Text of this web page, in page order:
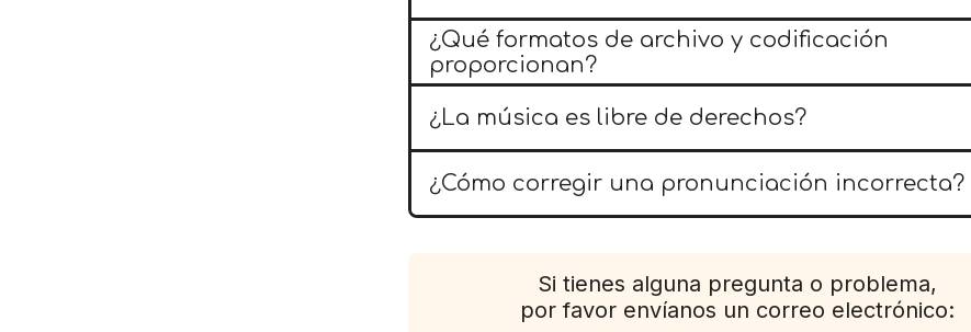
¿Qué formatos de archivo y codificación
proporcionan?
¿La música es libre de derechos?
¿Cómo corregir una pronunciación incorrecta?
Si tienes alguna pregunta o problema,
por favor envíanos un correo electrónico: